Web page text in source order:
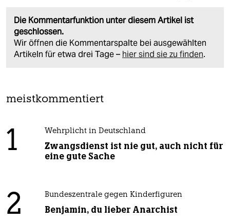
Die Kommentarfunktion unter diesem Artikel ist
geschlossen.
Wir öffnen die Kommentarspalte bei ausgewählten
Artikeln für etwa drei Tage – hier sind sie zu finden.
meistkommentiert
1 Wehrplicht in Deutschland
Zwangsdienst ist nie gut, auch nicht für
eine gute Sache
2 Bundeszentrale gegen Kinderfiguren
Benjamin, du lieber Anarchist